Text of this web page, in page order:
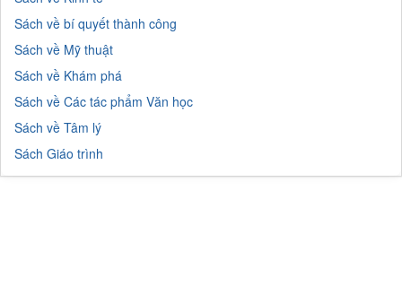
Sách về bí quyết thành công
Sách về Mỹ thuật
Sách về Khám phá
Sách về Các tác phẩm Văn học
Sách về Tâm lý
Sách Giáo trình